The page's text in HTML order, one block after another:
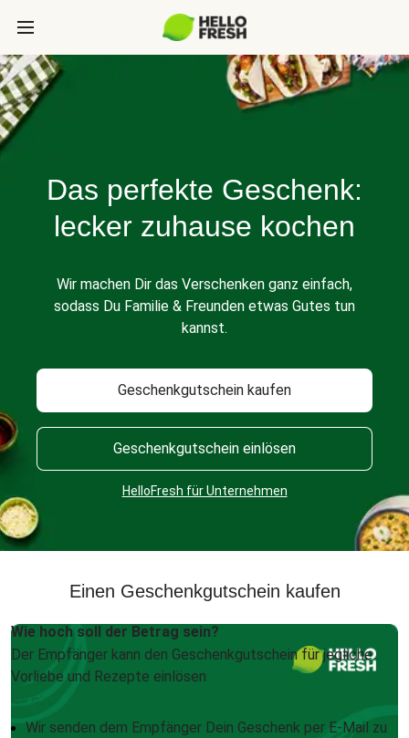
Das perfekte Geschenk:
lecker zuhause kochen
Wir machen Dir das Verschenken ganz einfach,
sodass Du Familie & Freunden etwas Gutes tun
kannst.
Geschenkgutschein kaufen
Geschenkgutschein einlösen
HelloFresh für Unternehmen
Einen Geschenkgutschein kaufen
Wie hoch soll der Betrag sein?
Der Empfänger kann den Geschenkgutschein für jegliche
Vorliebe und Rezepte einlösen
Wir senden dem Empfänger Dein Geschenk per E-Mail zu